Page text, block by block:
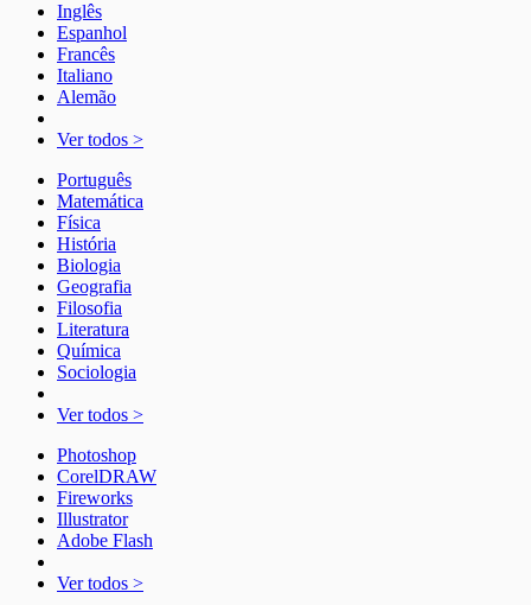
Inglês
Espanhol
Francês
Italiano
Alemão
Ver todos >
Português
Matemática
Física
História
Biologia
Geografia
Filosofia
Literatura
Química
Sociologia
Ver todos >
Photoshop
CorelDRAW
Fireworks
Illustrator
Adobe Flash
Ver todos >